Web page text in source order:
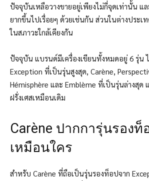
ปัจจุบันเหลือวางขายอยู่เพียงไม่กี่จุดเท่านั้น แ
ยากขึ้นไปเรื่อยๆ ด้วยเช่นกัน ส่วนในต่างประเ
ในสภาวะใกล้เคียงกัน
ปัจจุบัน แบรนด์มีเครื่องเขียนทั้งหมดอยู่ 6 รุ่น
Exception ที่เป็นรุ่นสูงสุด, Carène,
Hémisphère และ Emblème ที่เป็นรุ่นล่างสุด
ฝรั่งเศสเหมือนเดิม
Carène ปากการุ่นรองท็
เหมือนใคร
สำหรับ Carène ที่ถือเป็นรุ่นรองท็อปจาก